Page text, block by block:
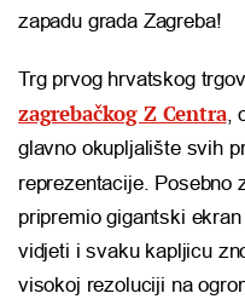
zapadu grada Zagreba!
Trg prvog hrvatskog
zagrebačkog Z Centra,
glavno okupljalište svih
reprezentacije. Posebno
pripremio gigantski
vidjeti i svaku kapljicu
visokoj rezoluciji na